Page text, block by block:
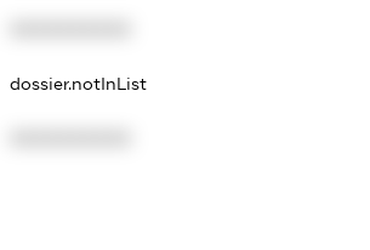
dossier.notInList